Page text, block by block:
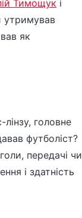
Тимощук і
утримував
як
головне
футболіст?
передачі чи
і здатність